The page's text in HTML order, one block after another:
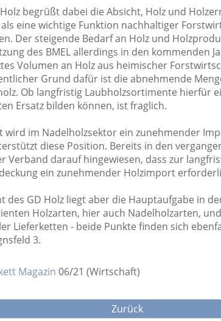
begrüßt dabei die Absicht, Holz und
eine wichtige Funktion nachhaltiger
Der steigende Bedarf an Holz und
des BMEL allerdings in den kommenden
Volumen an Holz aus heimischer
Grund dafür ist die abnehmende
Ob langfristig Laubholzsortimente hierfür
Ersatz bilden können, ist fraglich.
wird im Nadelholzsektor ein zunehmender
diese Position. Bereits in den
Verband darauf hingewiesen, dass zur
ein zunehmender Holzimport
des GD Holz liegt aber die Hauptaufgabe in
Holzarten, hier auch Nadelholzarten,
Lieferketten - beide Punkte finden sich
3.
Magazin 06/21 (Wirtschaft)
Zurück